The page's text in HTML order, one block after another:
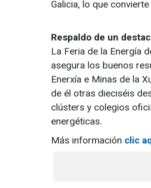
Galicia, lo que
Respaldo de un
La Feria de la Energía
asegura los buenos
Enerxía e Minas de la
de él otras dieciséis
clústers y colegios
energéticas.
Más información clic